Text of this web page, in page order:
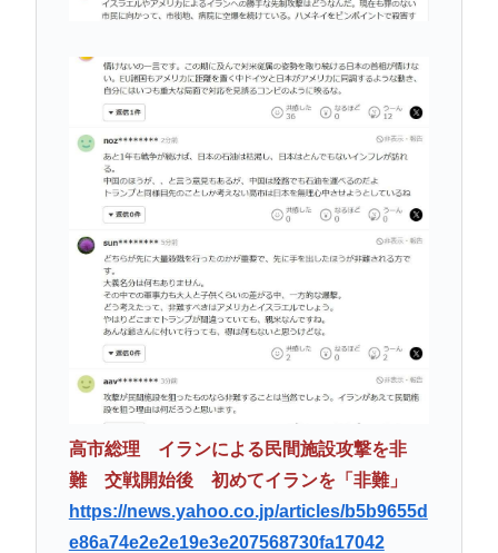
高市総理 イランによる民間施設攻撃を非
難 交戦開始後 初めてイランを「非難」
https://news.yahoo.co.jp/articles/b5b9655d
e86a74e2e2e19e3e207568730fa17042